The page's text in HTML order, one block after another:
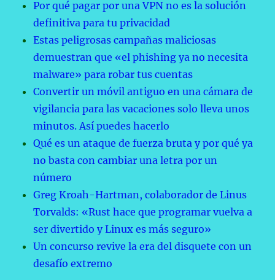
Por qué pagar por una VPN no es la solución
definitiva para tu privacidad
Estas peligrosas campañas maliciosas
demuestran que «el phishing ya no necesita
malware» para robar tus cuentas
Convertir un móvil antiguo en una cámara de
vigilancia para las vacaciones solo lleva unos
minutos. Así puedes hacerlo
Qué es un ataque de fuerza bruta y por qué ya
no basta con cambiar una letra por un
número
Greg Kroah-Hartman, colaborador de Linus
Torvalds: «Rust hace que programar vuelva a
ser divertido y Linux es más seguro»
Un concurso revive la era del disquete con un
desafío extremo